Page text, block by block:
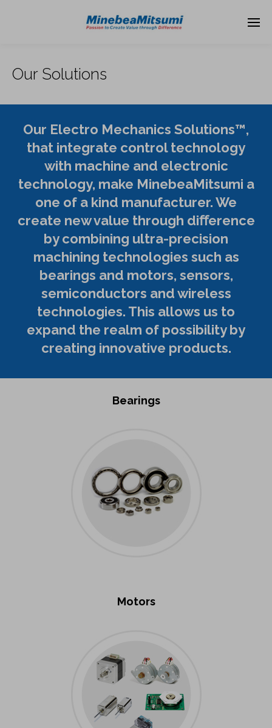
Our Solutions
Our Electro Mechanics Solutions™,
that integrate control technology
with machine and electronic
technology, make MinebeaMitsumi a
one of a kind manufacturer. We
create new value through diﬀerence
by combining ultra-precision
machining technologies such as
bearings and motors, sensors,
semiconductors and wireless
technologies. This allows us to
expand the realm of possibility by
creating innovative products.
Bearings
Motors